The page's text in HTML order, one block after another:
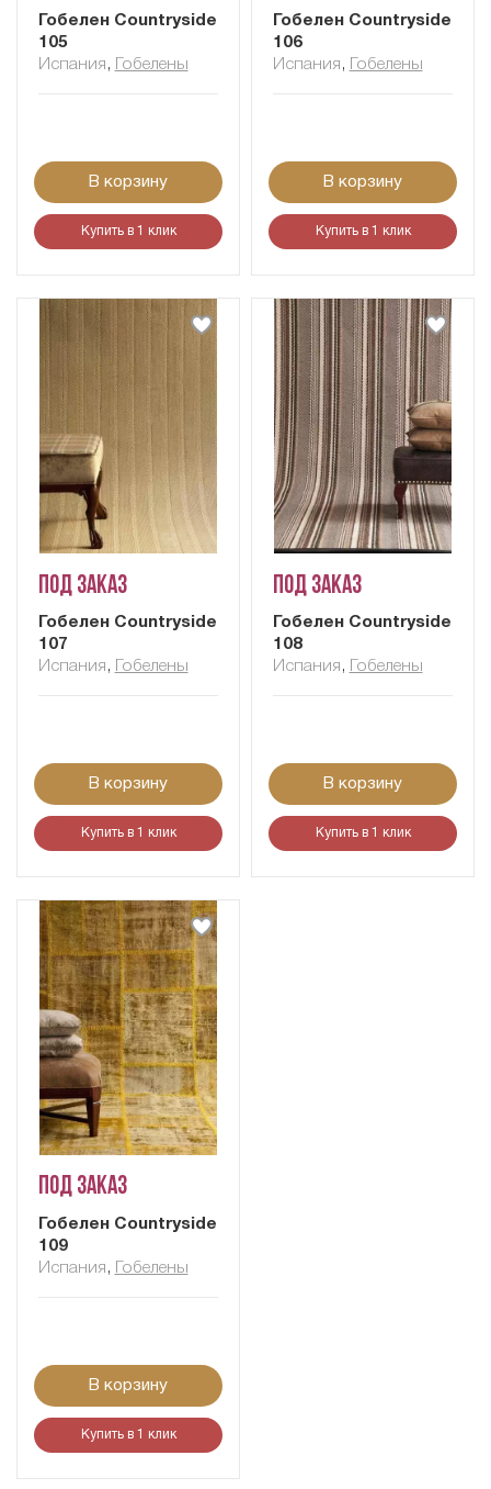
Гобелен Сountryside
105
Испания , Гобелены
В корзину
Купить в 1 клик
Гобелен Сountryside
106
Испания , Гобелены
В корзину
Купить в 1 клик
Под заказ
Гобелен Сountryside
107
Испания , Гобелены
В корзину
Купить в 1 клик
Под заказ
Гобелен Сountryside
108
Испания , Гобелены
В корзину
Купить в 1 клик
Под заказ
Гобелен Сountryside
109
Испания , Гобелены
В корзину
Купить в 1 клик